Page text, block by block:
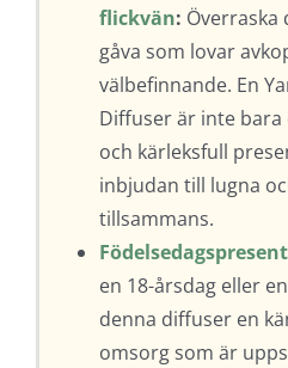
flickvän: Överraska
gåva som lovar
välbefinnande. En
Diffuser är inte bara
och kärleksfull
inbjudan till lugna
tillsammans.
Födelsedagspresent
en 18-årsdag eller
denna diffuser en
omsorg som är